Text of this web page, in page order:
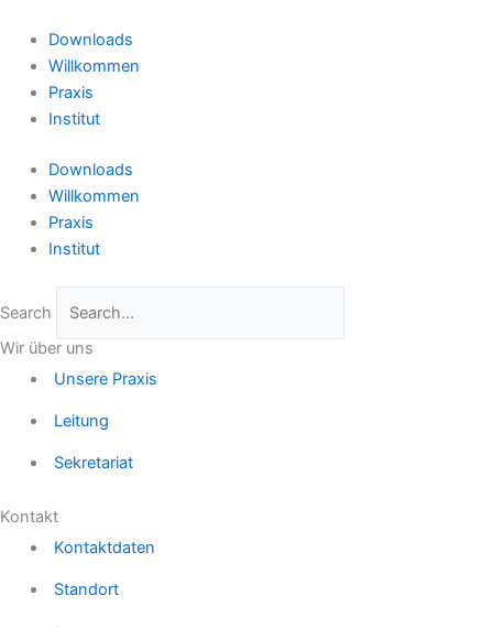
Inhalt
springen
Downloads
Willkommen
Praxis
Institut
Downloads
Willkommen
Praxis
Institut
Search
Wir über uns
Unsere Praxis
Leitung
Sekretariat
Kontakt
Kontaktdaten
Standort